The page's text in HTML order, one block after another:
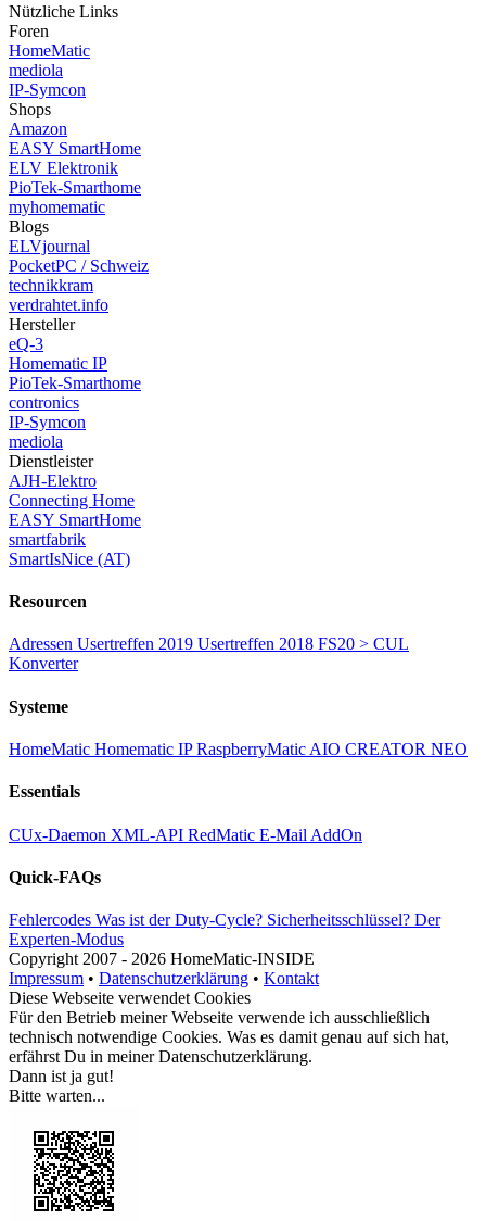
Nützliche Links
Foren
HomeMatic
mediola
IP-Symcon
Shops
Amazon
EASY SmartHome
ELV Elektronik
PioTek-Smarthome
myhomematic
Blogs
ELVjournal
PocketPC / Schweiz
technikkram
verdrahtet.info
Hersteller
eQ-3
Homematic IP
PioTek-Smarthome
contronics
IP-Symcon
mediola
Dienstleister
AJH-Elektro
Connecting Home
EASY SmartHome
smartfabrik
SmartIsNice (AT)
Resourcen
Adressen Usertreffen 2019 Usertreffen 2018 FS20 > CUL
Konverter
Systeme
HomeMatic Homematic IPRaspberryMatic AIO CREATOR NEO
Essentials
CUx-Daemon XML-API RedMatic E-Mail AddOn
Quick-FAQs
Fehlercodes Was ist der Duty-Cycle? Sicherheitsschlüssel? Der
Experten-Modus
Copyright 2007 - 2026 HomeMatic-INSIDE
Impressum • Datenschutzerklärung • Kontakt
Diese Webseite verwendet Cookies
Für den Betrieb meiner Webseite verwende ich ausschließlich
technisch notwendige Cookies. Was es damit genau auf sich hat,
erfährst Du in meinerDatenschutzerklärung.
Dann ist ja gut!
Bitte warten...